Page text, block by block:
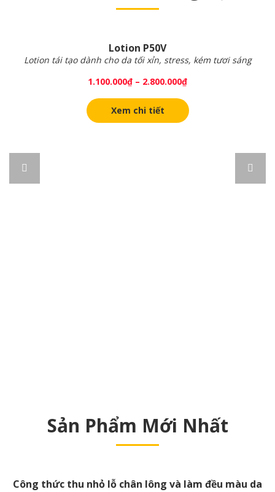
Lotion P50V
Lotion tái tạo dành cho da tối xỉn, stress, kém tươi sáng
1.100.000₫ – 2.800.000₫
Xem chi tiết
Sản Phẩm Mới Nhất
Công thức thu nhỏ lỗ chân lông và làm đều màu da